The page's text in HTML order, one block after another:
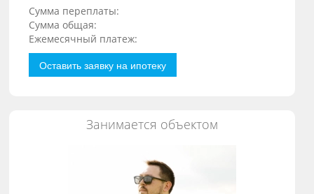
Сумма переплаты:
Сумма общая:
Ежемесячный платеж:
Оставить заявку на ипотеку
Занимается объектом